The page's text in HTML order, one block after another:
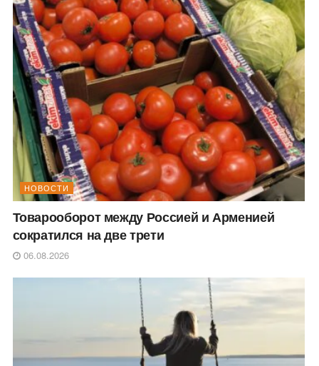
НОВОСТИ
Товарооборот между Россией и Арменией
сократился на две трети
06.08.2026